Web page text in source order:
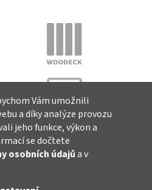
Vám umožnili
a díky analýze provozu
jeho funkce, výkon a
se dočtete
osobních údajůa v
Shoptet